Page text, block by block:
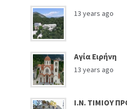
13 years ago
Αγία Ειρήνη
13 years ago
Ι.Ν. ΤΙΜΙΟΥ